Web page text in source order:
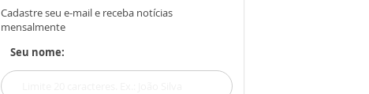
Cadastre seu e-mail e receba notícias
mensalmente
Seu nome: